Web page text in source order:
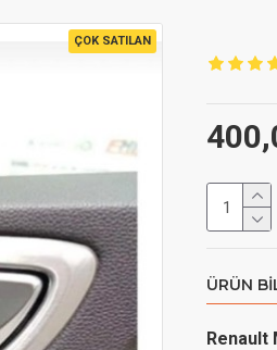
ÇOK SATILAN
ÜRÜN
Renault